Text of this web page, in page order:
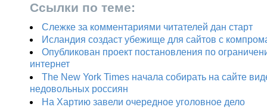
Ссылки по теме:
Слежке за комментариями читателей дан старт
Исландия создаст убежище для сайтов с
Опубликован проект постановления по
интернет
The New York Times начала собирать на сайте
недовольных россиян
На Хартию завели очередное уголовное дело